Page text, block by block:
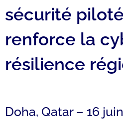
sécurité
renforce la
résilience
Doha, Qatar – 16